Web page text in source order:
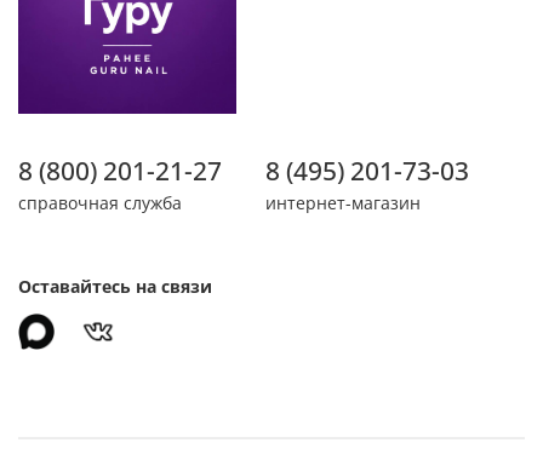
8 (800) 201-21-27
справочная служба
8 (495) 201-73-03
интернет-магазин
Оставайтесь на связи